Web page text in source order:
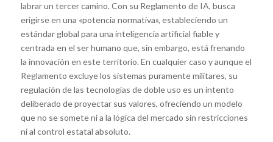
labrar un tercer camino. Con su Reglamento de IA, busca
erigirse en una «potencia normativa», estableciendo un
estándar global para una inteligencia artificial fiable y
centrada en el ser humano que, sin embargo, está frenando
la innovación en este territorio. En cualquier caso y aunque el
Reglamento excluye los sistemas puramente militares, su
regulación de las tecnologías de doble uso es un intento
deliberado de proyectar sus valores, ofreciendo un modelo
que no se somete ni a la lógica del mercado sin restricciones
ni al control estatal absoluto.